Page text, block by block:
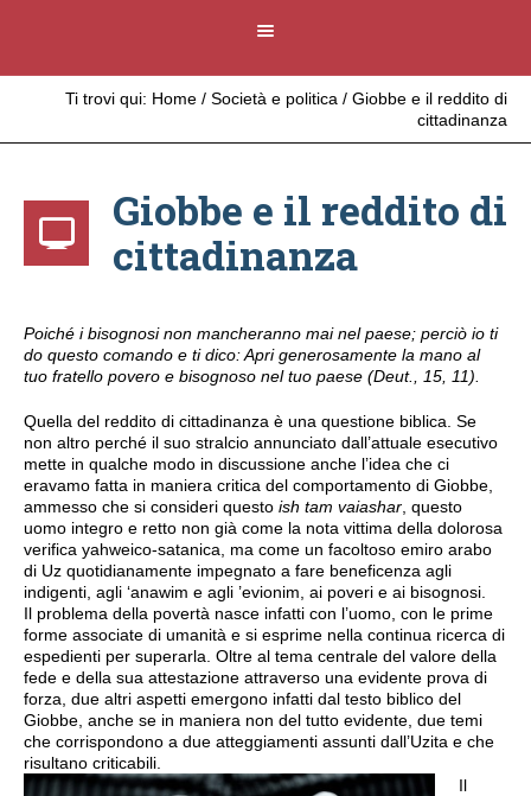
Ti trovi qui: Home / Società e politica / Giobbe e il reddito di
cittadinanza
Giobbe e il reddito di
cittadinanza
Poiché i bisognosi non mancheranno mai nel paese; perciò io ti
do questo comando e ti dico: Apri generosamente la mano al
tuo fratello povero e bisognoso nel tuo paese (Deut., 15, 11).
Quella del reddito di cittadinanza è una questione biblica. Se
non altro perché il suo stralcio annunciato dall’attuale esecutivo
mette in qualche modo in discussione anche l’idea che ci
eravamo fatta in maniera critica del comportamento di Giobbe,
ammesso che si consideri questo ish tam vaiashar , questo
uomo integro e retto non già come la nota vittima della dolorosa
verifica yahweico-satanica, ma come un facoltoso emiro arabo
di Uz quotidianamente impegnato a fare beneficenza agli
indigenti, agli ‘anawim e agli ’evionim, ai poveri e ai bisognosi.
Il problema della povertà nasce infatti con l’uomo, con le prime
forme associate di umanità e si esprime nella continua ricerca di
espedienti per superarla. Oltre al tema centrale del valore della
fede e della sua attestazione attraverso una evidente prova di
forza, due altri aspetti emergono infatti dal testo biblico del
Giobbe, anche se in maniera non del tutto evidente, due temi
che corrispondono a due atteggiamenti assunti dall’Uzita e che
risultano criticabili.
Il